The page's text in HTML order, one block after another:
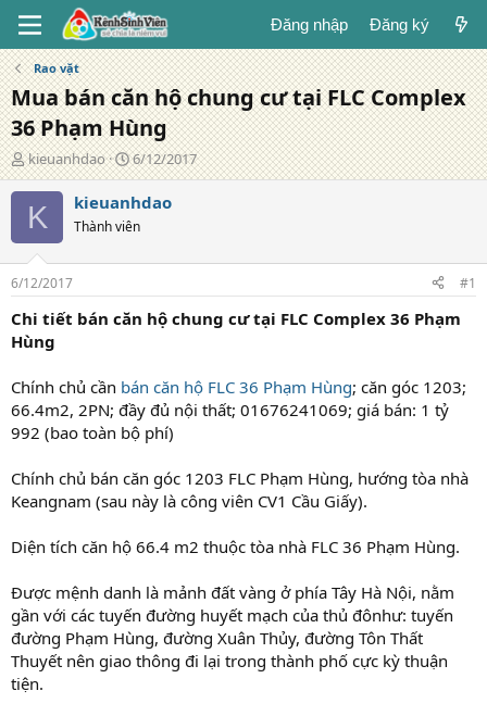
Đăng nhập Đăng ký
Rao vặt
Mua bán căn hộ chung cư tại FLC Complex
36 Phạm Hùng
T
á
c
g
ả
kieuanhdao
N
g
à
đ
g
6/12/2017
K kieuanhdao
Thành viên
6/12/2017 #1
Chi tiết bán căn hộ chung cư tại FLC Complex 36 Phạm
Hùng
Chính chủ cần bán căn hộ FLC 36 Phạm Hùng; căn góc 1203;
66.4m2, 2PN; đầy đủ nội thất; 01676241069; giá bán: 1 tỷ
992 (bao toàn bộ phí)
Chính chủ bán căn góc 1203 FLC Phạm Hùng, hướng tòa nhà
Keangnam (sau này là công viên CV1 Cầu Giấy).
Diện tích căn hộ 66.4 m2 thuộc tòa nhà FLC 36 Phạm Hùng.
Được mệnh danh là mảnh đất vàng ở phía Tây Hà Nội, nằm
gần với các tuyến đường huyết mạch của thủ đônhư: tuyến
đường Phạm Hùng, đường Xuân Thủy, đường Tôn Thất
Thuyết nên giao thông đi lại trong thành phố cực kỳ thuận
tiện.